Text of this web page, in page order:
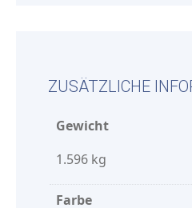
ZUSÄTZLICHE
Gewicht
1.596 kg
Farbe